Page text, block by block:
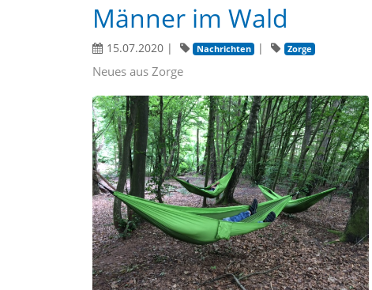
Männer im Wald
15.07.2020 | Nachrichten | Zorge
Neues aus Zorge